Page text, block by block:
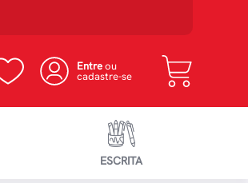
Entreou
cadastre-se
ESCRITA